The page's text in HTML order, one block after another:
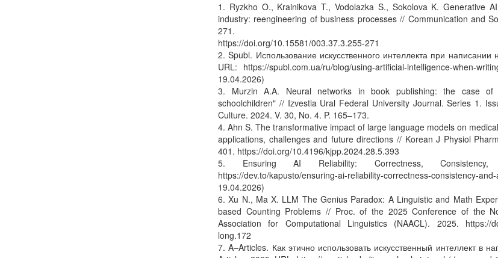
1. Ryzkho O., Krainikova T., Vodolazka S., Sokolova K. Generative
industry: reengineering of business processes // Communication and
271.
https://doi.org/10.15581/003.37.3.255-271
2. Spubl. Использование искусственного интеллекта при написании
URL: https://spubl.com.ua/ru/blog/using-artificial-intelligence-when-
19.04.2026)
3. Murzin A.A. Neural networks in book publishing: the case of
schoolchildren" // Izvestia Ural Federal University Journal. Series 1.
Culture. 2024. V. 30, No. 4. P. 165–173.
4. Ahn S. The transformative impact of large language models on
applications, challenges and future directions // Korean J Physiol
401. https://doi.org/10.4196/kjpp.2024.28.5.393
5. Ensuring AI Reliability: Correctness,
https://dev.to/kapusto/ensuring-ai-reliability-correctness-consistency-
19.04.2026)
6. Xu N., Ma X. LLM The Genius Paradox: A Linguistic and Math
based Counting Problems // Proc. of the 2025 Conference of the
Association for Computational Linguistics (NAACL). 2025. https://
long.172
7. A–Articles. Как этично использовать искусственный интеллект в